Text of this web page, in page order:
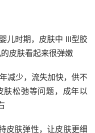
儿时期，皮肤中 III型胶
皮肤看起来很弹嫩
减少，流失加快，供不
肤松弛等问题，成年以
皮肤弹性，让皮肤更细